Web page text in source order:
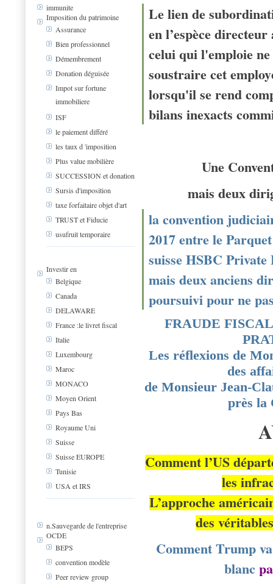
immunite
Imposition du patrimoine
Assurance
Bien professionnel
Démembrement
Donation déguisée
Impot sur fortune
immobiliere
ISF
le paiement différé
les taux d 'imposition
Plus value mobilière
SUCCESSION et donation
Sursis d'imposition
taxe forfaitaire objet d'art
TRUST et Fiducie
usufruit temporaire
Investir en
Belgique
Canada
DELAWARE
France :le livret fiscal
Italie
Luxembourg
Maroc
MONACO
Moyen Orient
Pays Bas
Royaume Uni
Suisse
Suisse EUROPE
Tunisie
USA et IRS
n.Sauvegarde de l'entreprise
OCDE
BEPS
convention modèle
Peer review group
Le lien de
en l’espèce
celui qui l'emploie
soustraire cet
lorsqu'il se rend
bilans inexacts
Une
mais deux
la convention
2017 entre le
suisse HSBC
mais deux anciens
poursuivi pour ne
FRAUDE
Les réflexions de
des
de Monsieur Jean-
près la
Comment l’US
les
L’approche
des
Comment Trump
blanc